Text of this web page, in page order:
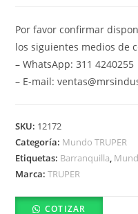
Por favor confirmar
los siguientes medios de
– WhatsApp: 311 4240255
– E-mail:
SKU: 12172
Categoría: Mundo TRUPER
Etiquetas: Barranquilla,
Marca:TRUPER
COTIZAR